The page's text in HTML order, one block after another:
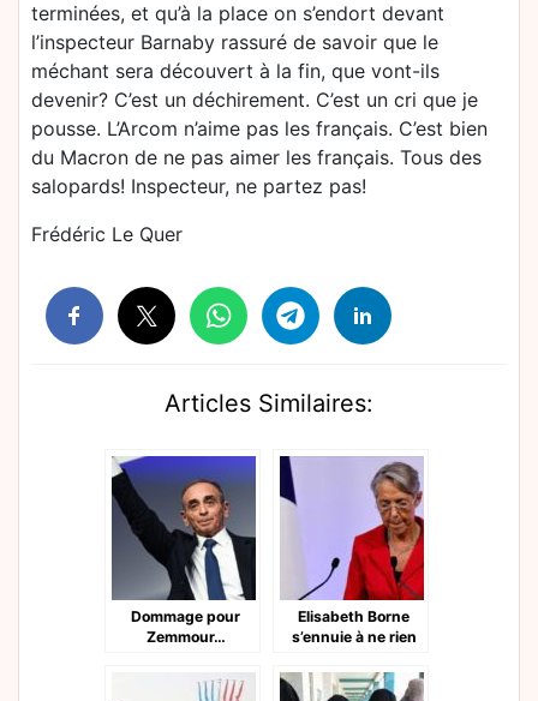
terminées, et qu’à la place on s’endort devant
l’inspecteur Barnaby rassuré de savoir que le
méchant sera découvert à la fin, que vont-ils
devenir? C’est un déchirement. C’est un cri que je
pousse. L’Arcom n’aime pas les français. C’est bien
du Macron de ne pas aimer les français. Tous des
salopards! Inspecteur, ne partez pas!
Frédéric Le Quer
Articles Similaires:
Dommage pour
Zemmour…
Elisabeth Borne
s’ennuie à ne rien